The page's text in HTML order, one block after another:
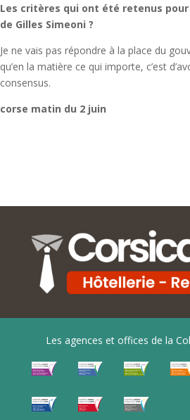
Les critères qui ont été retenus
de Gilles Simeoni ?
Je ne vais pas répondre à la place du
qu’en la matière ce qui importe, c’est
consensus.
corse matin du 2 juin
Les agences et offices de la